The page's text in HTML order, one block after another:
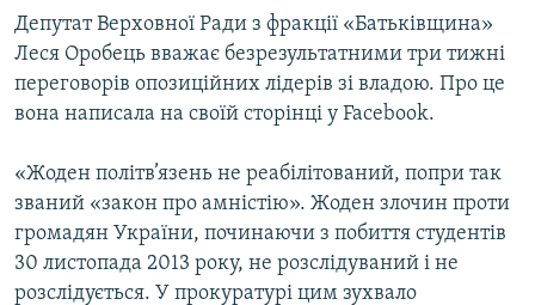
ІНФОГРАФІКА
ДОЛУЧАЙСЯ!
Депутат Верховної Ради з фракції «Батьківщина»
Леся Оробець вважає безрезультатними три тижні
переговорів опозиційних лідерів зі владою. Про це
вона написала на своїй сторінці у Facebook.
«Жоден політв’язень не реабілітований, попри так
званий «закон про амністію». Жоден злочин проти
громадян України, починаючи з побиття студентів
30 листопада 2013 року, не розслідуваний і не
розслідується. У прокуратурі цим зухвало